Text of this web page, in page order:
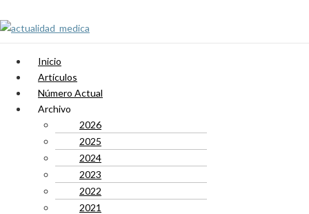
Inicio
Artículos
Número Actual
Archivo
2026
2025
2024
2023
2022
2021